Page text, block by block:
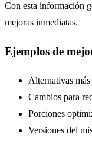
Con esta información
mejoras inmediatas.
Ejemplos de
Alternativas
Cambios para
Porciones
Versiones del